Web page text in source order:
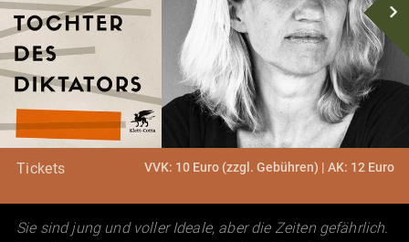
navigate_next
Tickets VVK: 10 Euro (zzgl. Gebühren) | AK: 12 Euro
Sie sind jung und voller Ideale, aber die Zeiten gefährlich.